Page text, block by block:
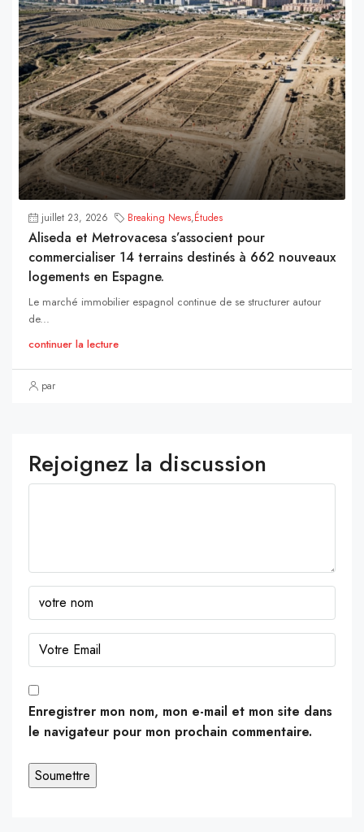
juillet 23, 2026 Breaking News,Études
Aliseda et Metrovacesa s’associent pour
commercialiser 14 terrains destinés à 662 nouveaux
logements en Espagne.
Le marché immobilier espagnol continue de se structurer autour
de...
continuer la lecture
par
Rejoignez la discussion
Enregistrer mon nom, mon e-mail et mon site dans
le navigateur pour mon prochain commentaire.